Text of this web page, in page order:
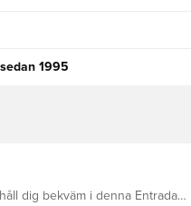
1995
dig bekväm i denna Entrada26